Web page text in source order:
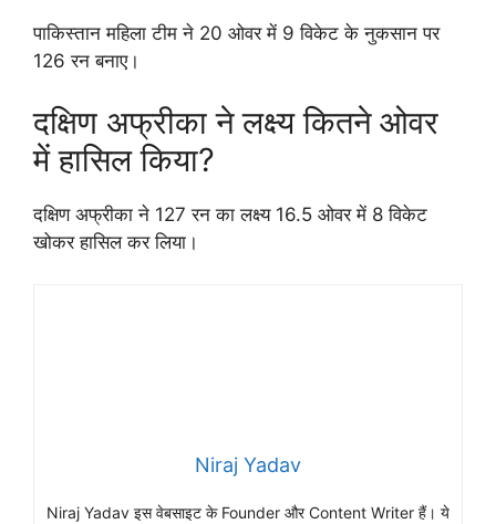
पाकिस्तान महिला टीम ने 20 ओवर में 9 विकेट के नुकसान पर
126 रन बनाए।
दक्षिण अफ्रीका ने लक्ष्य कितने ओवर
में हासिल किया?
दक्षिण अफ्रीका ने 127 रन का लक्ष्य 16.5 ओवर में 8 विकेट
खोकर हासिल कर लिया।
Niraj Yadav
Niraj Yadav इस वेबसाइट के Founder और Content Writer हैं। ये